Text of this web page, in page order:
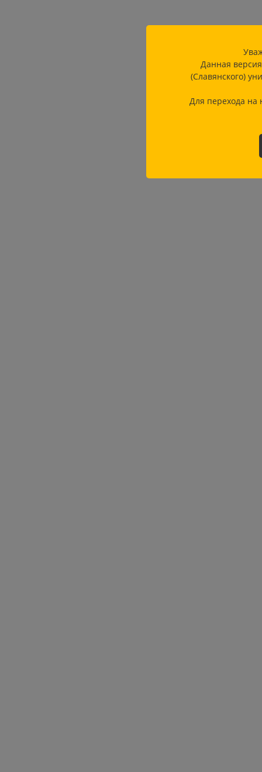
Данная
(Славянского)
Для перехода на